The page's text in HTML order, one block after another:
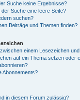
Suche keine Ergebnisse?
Suche eine leere Seite?
suchen?
Beiträge und Themen finden?
einem Lesezeichen
auf ein Thema setzen oder
Abonnements?
in diesem Forum zulässig?